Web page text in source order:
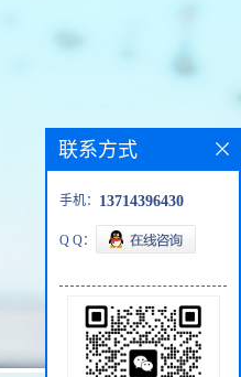
联系方式
手机： 13714396430
Q Q：